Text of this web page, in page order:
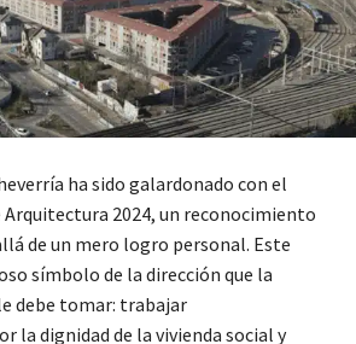
ha sido galardonado con el
2024, un reconocimiento
de un mero logro personal. Este
símbolo de la dirección que la
debe tomar: trabajar
la dignidad de la vivienda social y